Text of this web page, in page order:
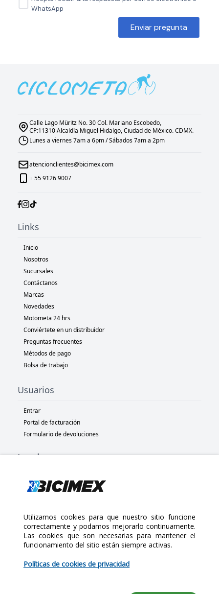
$150.00
WhatsApp
Enviar pregunta
Calle Lago Müritz No. 30 Col. Mariano Escobedo,
CP:11310 Alcaldía Miguel Hidalgo, Ciudad de México. CDMX.
Lunes a viernes 7am a 6pm / Sábados 7am a 2pm
atencionclientes@bicimex.com
+ 55 9126 9007
Links
Inicio
Nosotros
Sucursales
Contáctanos
Marcas
Novedades
Motometa 24 hrs
Conviértete en un distribuidor
Preguntas frecuentes
Métodos de pago
Bolsa de trabajo
Usuarios
Entrar
Portal de facturación
Formulario de devoluciones
Legal
Políticas de privacidad
Políticas de devolución
Copyright 2025 Bicimex®. All rights reserved. Today is Jueves,
Agosto 6, 2026
Utilizamos cookies para que nuestro sitio funcione
correctamente y podamos mejorarlo continuamente.
Las cookies que son necesarias para mantener el
funcionamiento del sitio están siempre activas.
Políticas de cookies de privacidad